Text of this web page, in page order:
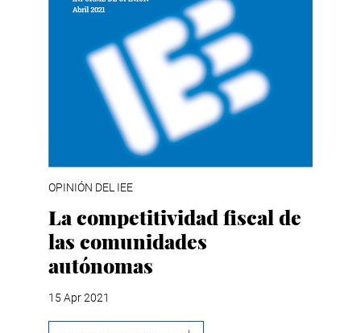
OPINIÓN DEL IEE
La competitividad fiscal de
las comunidades
autónomas
15 Apr 2021